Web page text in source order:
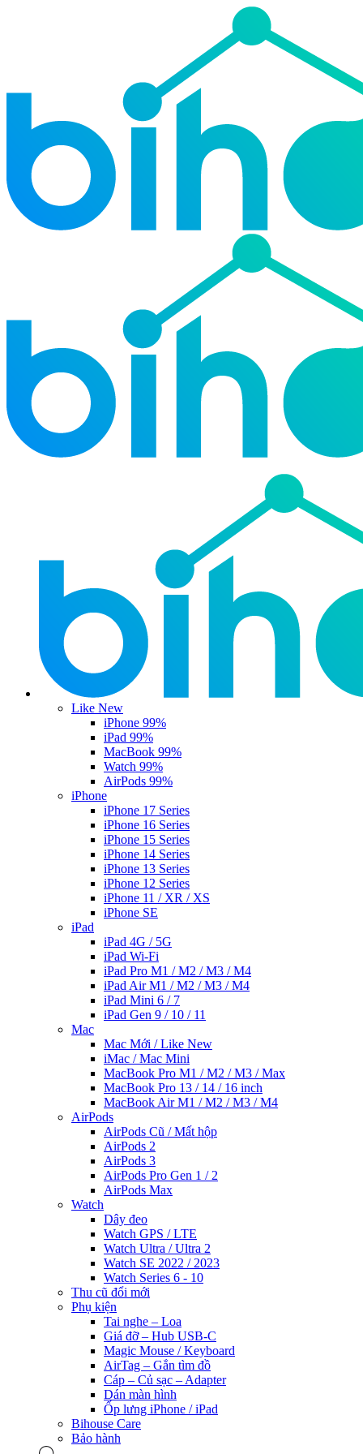
Like New
iPhone 99%
iPad 99%
MacBook 99%
Watch 99%
AirPods 99%
iPhone
iPhone 17 Series
iPhone 16 Series
iPhone 15 Series
iPhone 14 Series
iPhone 13 Series
iPhone 12 Series
iPhone 11 / XR / XS
iPhone SE
iPad
iPad 4G / 5G
iPad Wi-Fi
iPad Pro M1 / M2 / M3 / M4
iPad Air M1 / M2 / M3 / M4
iPad Mini 6 / 7
iPad Gen 9 / 10 / 11
Mac
Mac Mới / Like New
iMac / Mac Mini
MacBook Pro M1 / M2 / M3 / Max
MacBook Pro 13 / 14 / 16 inch
MacBook Air M1 / M2 / M3 / M4
AirPods
AirPods Cũ / Mất hộp
AirPods 2
AirPods 3
AirPods Pro Gen 1 / 2
AirPods Max
Watch
Dây đeo
Watch GPS / LTE
Watch Ultra / Ultra 2
Watch SE 2022 / 2023
Watch Series 6 - 10
Thu cũ đổi mới
Phụ kiện
Tai nghe – Loa
Giá đỡ – Hub USB-C
Magic Mouse / Keyboard
AirTag – Gắn tìm đồ
Cáp – Củ sạc – Adapter
Dán màn hình
Ốp lưng iPhone / iPad
Bihouse Care
Bảo hành